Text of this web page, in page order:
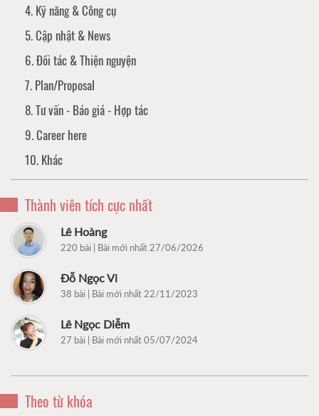
4. Kỹ năng & Công cụ
5. Cập nhật & News
6. Đối tác & Thiện nguyện
7. Plan/Proposal
8. Tư vấn - Báo giá - Hợp tác
9. Career here
10. Khác
Thành viên tích cực nhất
Lê Hoàng
220 bài | Bài mới nhất 27/06/2026
Đỗ Ngọc Vi
38 bài | Bài mới nhất 22/11/2023
Lê Ngọc Diễm
27 bài | Bài mới nhất 05/07/2024
Theo từ khóa